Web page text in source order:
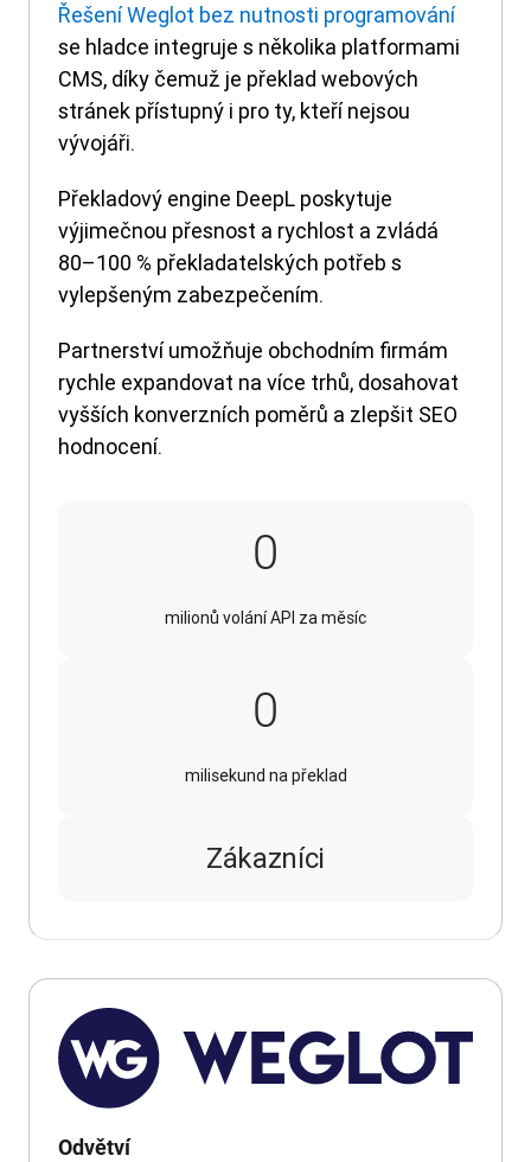
Řešení Weglot bez nutnosti programování
se hladce integruje s několika platformami
CMS, díky čemuž je překlad webových
stránek přístupný i pro ty, kteří nejsou
vývojáři.
Překladový engine DeepL poskytuje
výjimečnou přesnost a rychlost a zvládá
80–100 % překladatelských potřeb s
vylepšeným zabezpečením.
Partnerství umožňuje obchodním firmám
rychle expandovat na více trhů, dosahovat
vyšších konverzních poměrů a zlepšit SEO
hodnocení.
0
milionů volání API za měsíc
0
milisekund na překlad
Zákazníci
Odvětví